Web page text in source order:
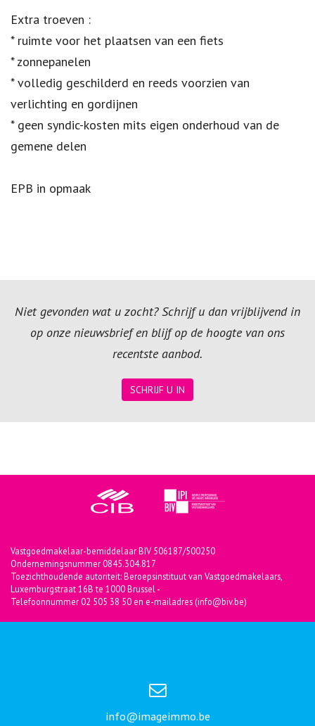
Extra troeven :
* ruimte voor het plaatsen van een fiets
* zonnepanelen
* volledig geschilderd en reeds voorzien van
verlichting en gordijnen
* geen syndic-kosten mits eigen onderhoud van de
gemene delen
EPB in opmaak
Niet gevonden wat u zocht? Schrijf u dan vrijblijvend in
op onze nieuwsbrief en blijf op de hoogte van ons
recentste aanbod.
SCHRIJF U IN
Vastgoedmakelaar-bemiddelaar BIV 506187/500250
Ondernemingsnummer 0845.304.817
Toezichthoudende autoriteit: Beroepsinstituut van Vastgoedmakelaars,
Luxemburgstraat 16B te 1000 Brussel -
Telefoonnummer 02 505 38 50 en e-mailadres (info@biv.be)
info@imageimmo.be